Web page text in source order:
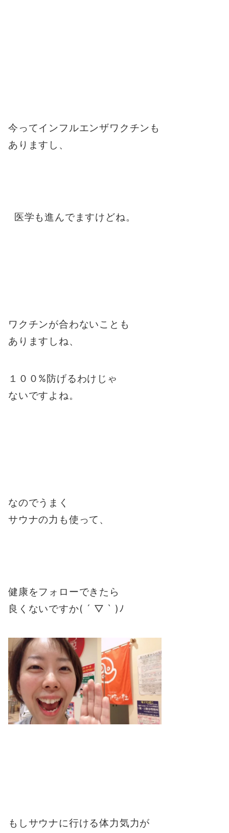
今ってインフルエンザワクチンも
ありますし、
医学も進んでますけどね。
ワクチンが合わないことも
ありますしね、
１００%防げるわけじゃ
ないですよね。
なのでうまく
サウナの力も使って、
健康をフォローできたら
良くないですか( ´ ▽ ` )ﾉ
もしサウナに行ける体力気力が